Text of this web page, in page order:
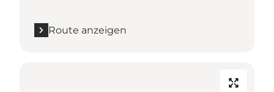
Route anzeigen